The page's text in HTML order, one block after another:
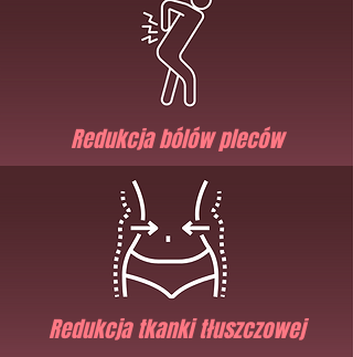
Redukcja bólów pleców
Redukcja tkanki tłuszczowej